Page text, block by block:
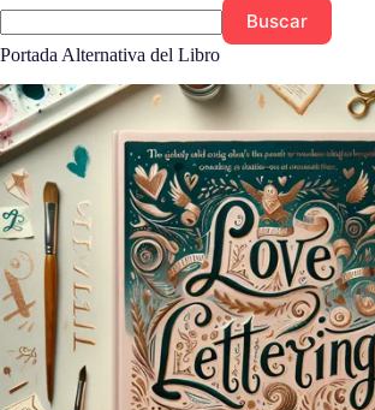
Buscar
Portada Alternativa del Libro